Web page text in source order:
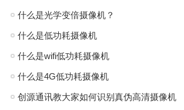
什么是光学变倍摄像机？
什么是低功耗摄像机
什么是wifi低功耗摄像机
什么是4G低功耗摄像机
创源通讯教大家如何识别真伪高清摄像机